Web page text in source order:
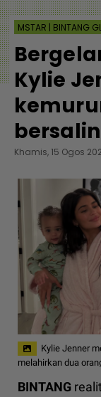
MSTAR | BINTANG
Kylie
bersalin
Khamis, 15 Ogos
Kylie Jenner
melahirkan dua
BINTANG